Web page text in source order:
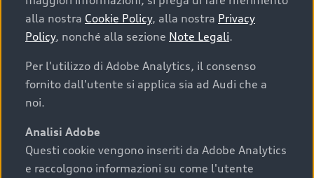
acquistare la tua prossima
auto
I requisiti fondamentali da considerare prima di
acquistare un’auto usata, oltre al prezzo e all'aspetto,
chilometraggio: un valore contenuto corrisponde a
uno stato migliore del veicolo e a una maggiore
alla nostra Cookie Policy, alla nostra Privacy
Policy, nonché alla sezione Note Legali.
Per l'utilizzo di Adobe Analytics, il consenso
fornito dall'utente si applica sia ad Audi che a
noi.
Analisi Adobe
Questi cookie vengono inseriti da Adobe Analytics
e raccolgono informazioni su come l'utente